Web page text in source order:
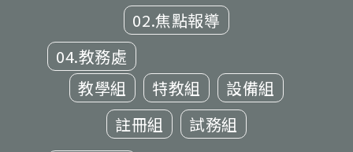
02.焦點報導
04.教務處
教學組
特教組
設備組
註冊組
試務組